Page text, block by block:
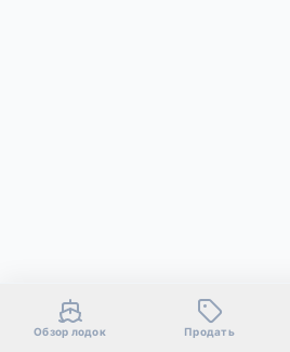
Обзор лодок Продать